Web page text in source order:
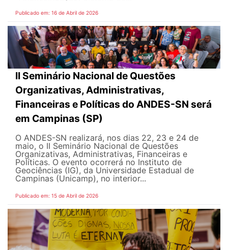
Publicado em: 16 de Abril de 2026
II Seminário Nacional de Questões
Organizativas, Administrativas,
Financeiras e Políticas do ANDES-SN será
em Campinas (SP)
O ANDES-SN realizará, nos dias 22, 23 e 24 de
maio, o II Seminário Nacional de Questões
Organizativas, Administrativas, Financeiras e
Políticas. O evento ocorrerá no Instituto de
Geociências (IG), da Universidade Estadual de
Campinas (Unicamp), no interior...
Publicado em: 15 de Abril de 2026